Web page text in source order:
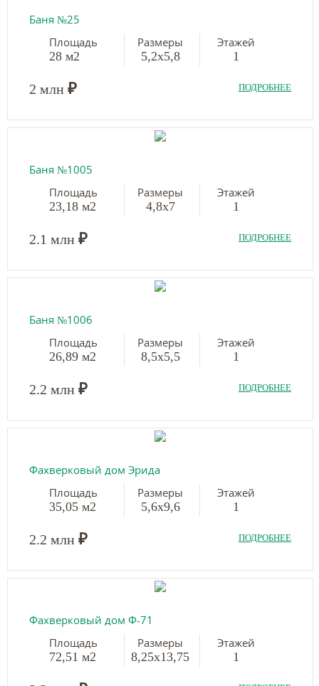
Баня №25
Площадь
28 м2
Размеры
5,2х5,8
Этажей
1
2 млн ₽ ПОДРОБНЕЕ
Баня №1005
Площадь
23,18 м2
Размеры
4,8х7
Этажей
1
2.1 млн ₽ ПОДРОБНЕЕ
Баня №1006
Площадь
26,89 м2
Размеры
8,5х5,5
Этажей
1
2.2 млн ₽ ПОДРОБНЕЕ
Фахверковый дом Эрида
Площадь
35,05 м2
Размеры
5,6х9,6
Этажей
1
2.2 млн ₽ ПОДРОБНЕЕ
Фахверковый дом Ф-71
Площадь
72,51 м2
Размеры
8,25х13,75
Этажей
1